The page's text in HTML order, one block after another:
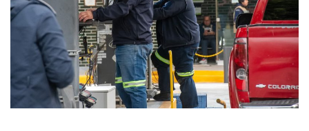
Brigada Forense Brindará Atención A Familias De
Vecinos De Vallarta 500 Exponen Queja De Vialidades A
Pelea De Extranjera Durante Función De “La Odisea” En
Joven Esgrimista De Puerto Vallarta Asegura Lugar En El
Llegan Camiones “oruga” A Puerto Vallarta Con
Coordinan Operativo Para Las Tradicionales Paseadas
Monzón Mexicano Causará Lluvias Muy Fuertes En